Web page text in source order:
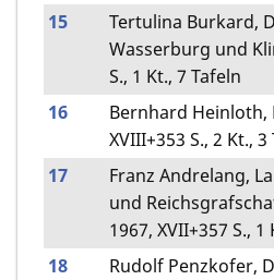
15
Tertulina Burkard,
Wasserburg und
S., 1 Kt., 7 Tafeln
16
Bernhard Heinloth,
XVIII+353 S., 2 Kt., 3
17
Franz Andrelang,
und
1967, XVII+357 S., 1
18
Rudolf Penzkofer,